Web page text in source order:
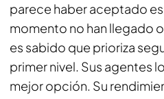
parece haber aceptado
momento no han llegado
es sabido que prioriza
primer nivel. Sus agentes
mejor opción. Su